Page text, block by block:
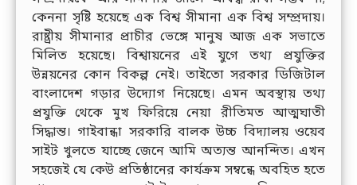
কেননা সৃষ্টি হয়েছে এক বিশ্ব সীমানা এক বিশ্ব সম্প্রদায়।
রাষ্ট্রীয় সীমানার প্রাচীর ভেঙ্গে মানুষ আজ এক সভাতে
মিলিত হয়েছে। বিশ্বায়নের এই যুগে তথ্য প্রযুক্তির
উন্নয়নের কোন বিকল্প নেই। তাইতো সরকার ডিজিটাল
বাংলাদেশ গড়ার উদ্যোগ নিয়েছে। এমন অবস্থায় তথ্য
প্রযুক্তি থেকে মুখ ফিরিয়ে নেয়া রীতিমত আত্মঘাতী
সিদ্ধান্ত। গাইবান্ধা সরকারি বালক উচ্চ বিদ্যালয় ওয়েব
সাইট খুলতে যাচ্ছে জেনে আমি অত্যন্ত আনন্দিত। এখন
সহজেই যে কেউ প্রতিষ্ঠানের কার্যক্রম সম্বন্ধে অবহিত হতে